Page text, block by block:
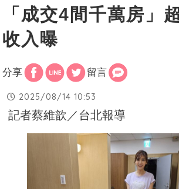
「成交4間千萬房
收入曝
分享 留言
2025/08/14 10:53
記者蔡維歆／台北報導